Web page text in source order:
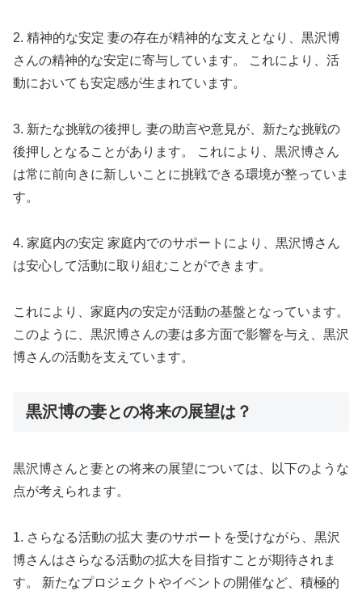
2. 精神的な安定 妻の存在が精神的な支えとなり、黒沢博
さんの精神的な安定に寄与しています。 これにより、活
動においても安定感が生まれています。
3. 新たな挑戦の後押し 妻の助言や意見が、新たな挑戦の
後押しとなることがあります。 これにより、黒沢博さん
は常に前向きに新しいことに挑戦できる環境が整っていま
す。
4. 家庭内の安定 家庭内でのサポートにより、黒沢博さん
は安心して活動に取り組むことができます。
これにより、家庭内の安定が活動の基盤となっています。
このように、黒沢博さんの妻は多方面で影響を与え、黒沢
博さんの活動を支えています。
黒沢博の妻との将来の展望は？
黒沢博さんと妻との将来の展望については、以下のような
点が考えられます。
1. さらなる活動の拡大 妻のサポートを受けながら、黒沢
博さんはさらなる活動の拡大を目指すことが期待されま
す。 新たなプロジェクトやイベントの開催など、積極的